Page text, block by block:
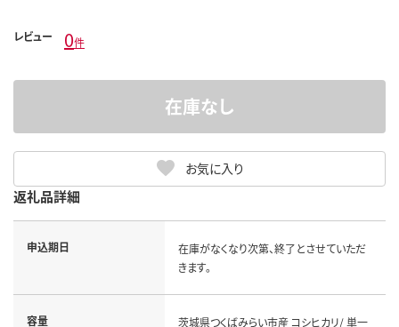
レビュー 0件
お気に入り
在庫なし
返礼品詳細
申込期日
在庫がなくなり次第、終了とさせていただ
きます。
容量
茨城県つくばみらい市産 コシヒカリ/ 単一